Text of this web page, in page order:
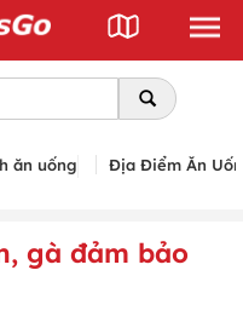
ăn uống Địa Điểm Ăn
gà đảm bảo